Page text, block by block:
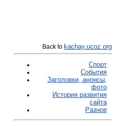
Back to kachay.ucoz.org
Спорт
События
Заголовки, анонсы,
фото
История развития
сайта
Разное